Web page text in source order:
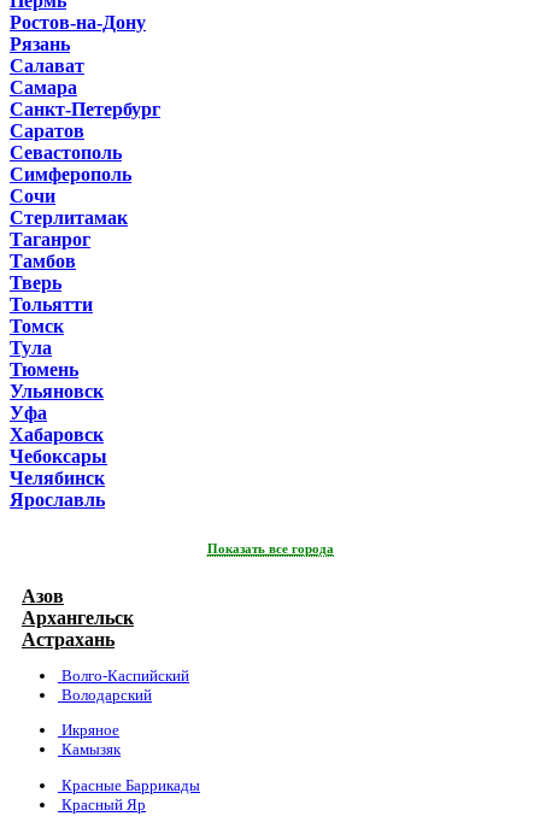
Ростов-на-Дону
Рязань
Салават
Самара
Санкт-Петербург
Саратов
Севастополь
Симферополь
Сочи
Стерлитамак
Таганрог
Тамбов
Тверь
Тольятти
Томск
Тула
Тюмень
Ульяновск
Уфа
Хабаровск
Чебоксары
Челябинск
Ярославль
Показать все города
Азов
Архангельск
Астрахань
Волго-Каспийский
Володарский
Икряное
Камызяк
Красные Баррикады
Красный Яр